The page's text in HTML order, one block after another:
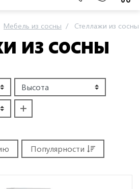
Мебель из сосны Стеллажи из сосны
ИЗ СОСНЫ
Популярности